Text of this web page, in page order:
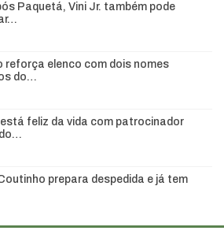
Paquetá, Vini Jr. também pode
reforça elenco com dois nomes
do…
feliz da vida com patrocinador
prepara despedida e já tem